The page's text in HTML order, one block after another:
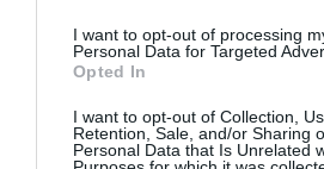
I want to opt-out of processing
Personal Data for Targeted
Opted In
I want to opt-out of Collection,
Retention, Sale, and/or Sharing
Personal Data that Is Unrelated
Σαραμάγκουέφυγε πλήρης
και τα ίχνη που άφησε πίσω του
ως έναν ταπεινό αλχημιστή και
λογοτεχνίας που με τις ιστορίες
λέξεις σε χρυσό και μας κάνει